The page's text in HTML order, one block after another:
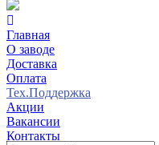
Главная
О заводе
Доставка
Оплата
Тех.Поддержка
Акции
Вакансии
Контакты